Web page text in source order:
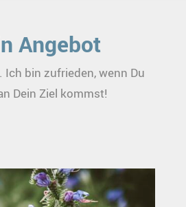
Angebot
bin zufrieden, wenn Du
Dein Ziel kommst!